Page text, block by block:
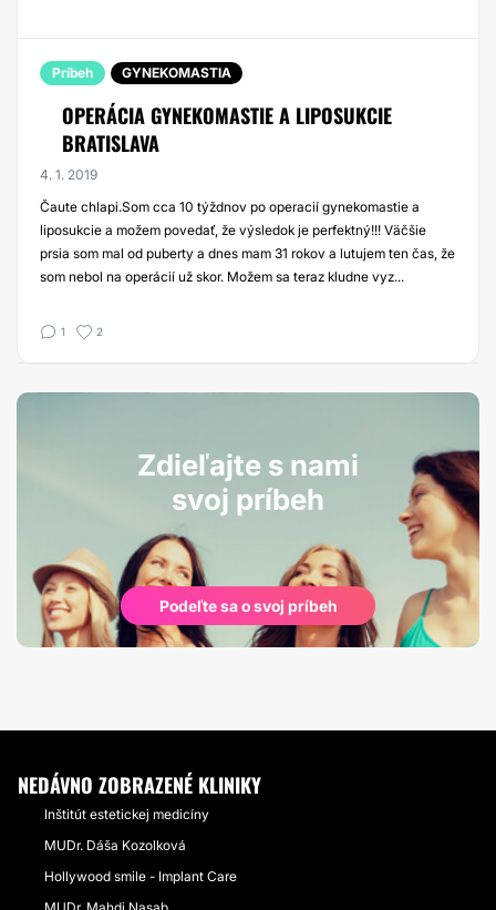
Príbeh GYNEKOMASTIA
OPERÁCIA GYNEKOMASTIE A LIPOSUKCIE
BRATISLAVA
4. 1. 2019
Čaute chlapi.Som cca 10 týždnov po operacií gynekomastie a
liposukcie a možem povedať, že výsledok je perfektný!!! Väčšie
prsia som mal od puberty a dnes mam 31 rokov a lutujem ten čas, že
som nebol na operácií už skor. Možem sa teraz kludne vyz...
1 2
Zdieľajte s nami
svoj príbeh
Podeľte sa o svoj príbeh
NEDÁVNO ZOBRAZENÉ KLINIKY
Inštitút estetickej medicíny
MUDr. Dáša Kozolková
Hollywood smile - Implant Care